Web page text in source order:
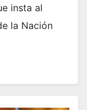
insta al
la Nación